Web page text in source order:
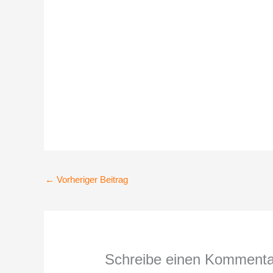
← Vorheriger Beitrag
Schreibe einen